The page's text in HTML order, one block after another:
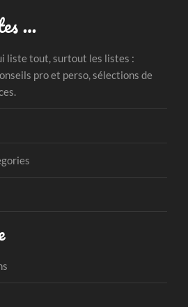
…
liste tout, surtout les listes :
pro et perso, sélections de